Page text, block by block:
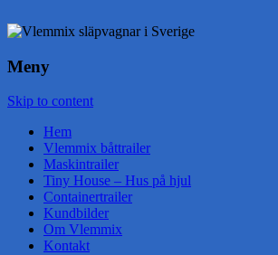
Meny
Skip to content
Hem
Vlemmix båttrailer
Maskintrailer
Tiny House – Hus på hjul
Containertrailer
Kundbilder
Om Vlemmix
Kontakt